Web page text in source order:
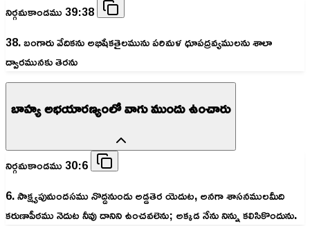
నిర్గమకాండము 39:38
38. బంగారు వేదికను అభిషేకతైలమును పరిమళ ధూపద్రవ్యములను శాలా
ద్వారమునకు తెరను
బాహ్య అభయారణ్యంలో వాగు ముందు ఉంచారు
నిర్గమకాండము 30:6
6. సాక్ష్యపుమందసము నొద్దనుండు అడ్డతెర యెదుట, అనగా శాసనములమీది
కరుణాపీఠము నెదుట నీవు దానిని ఉంచవలెను; అక్కడ నేను నిన్ను కలిసికొందును.